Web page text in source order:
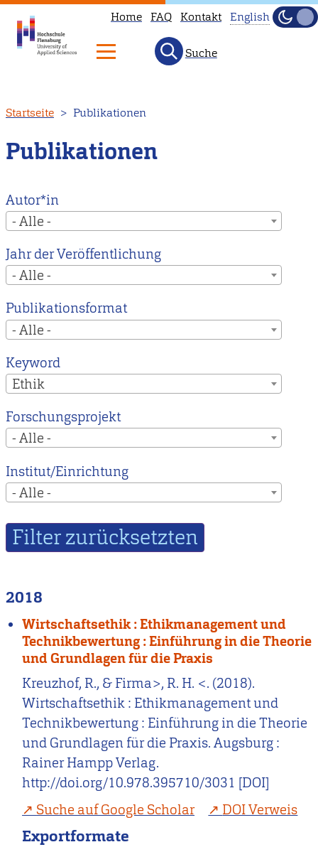
zum
Inhalt
Home FAQ Kontakt
to
our
main
instead.
English
Hell
Suche
Startseite Publikationen
Publikationen
Autor*in
- Alle -
Jahr der Veröffentlichung
- Alle -
Publikationsformat
- Alle -
Keyword
Ethik
Forschungsprojekt
- Alle -
Institut/Einrichtung
- Alle -
2018
Wirtschaftsethik : Ethikmanagement und
Technikbewertung : Einführung in die Theorie
und Grundlagen für die Praxis
Kreuzhof, R., & Firma>, R. H. <. (2018).
Wirtschaftsethik : Ethikmanagement und
Technikbewertung : Einführung in die Theorie
und Grundlagen für die Praxis. Augsburg :
Rainer Hampp Verlag.
http://doi.org/10.978.395710/3031 [DOI]
Suche auf Google Scholar
DOI Verweis
Exportformate